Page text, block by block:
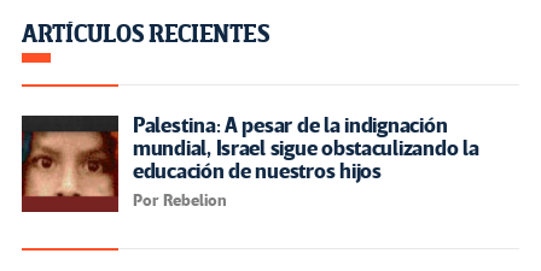
ARTÍCULOS RECIENTES
Palestina: A pesar de la indignación
mundial, Israel sigue obstaculizando la
educación de nuestros hijos
Por Rebelion